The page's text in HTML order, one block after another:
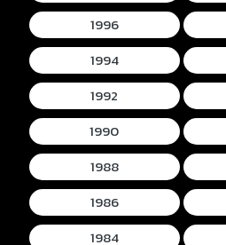
1996
1994
1992
1990
1988
1986
1984